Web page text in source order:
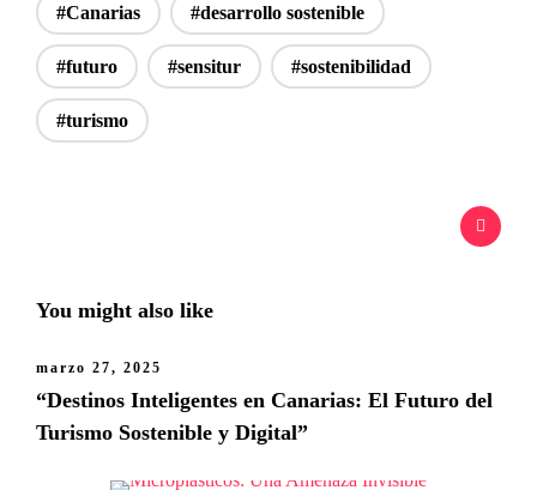
#Canarias #desarrollo sostenible
#futuro #sensitur #sostenibilidad
#turismo
You might also like
marzo 27, 2025
“Destinos Inteligentes en Canarias: El Futuro del
Turismo Sostenible y Digital”